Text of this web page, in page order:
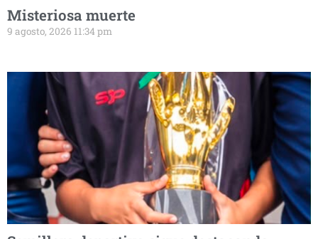
Misteriosa muerte
9 agosto, 2026 11:34 pm